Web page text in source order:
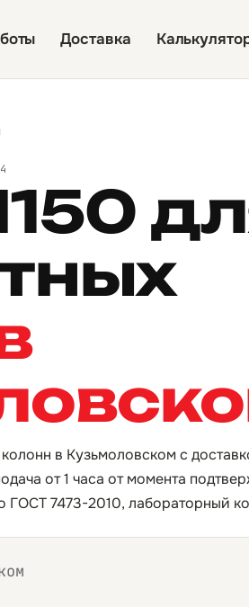
Доставка
в Кузьмоловском с
от 1 часа от момента
7473-2010, лабораторный